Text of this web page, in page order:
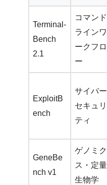
Terminal-
Bench
2.1
コマンド
ラインワ
ークフロ
ー
ExploitB
ench
サイバー
セキュリ
ティ
GeneBe
nch v1
ゲノミク
ス・定量
生物学